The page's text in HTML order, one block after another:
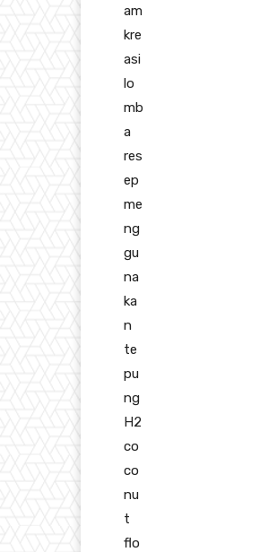
am
kre
asi
lo
mb
a
res
ep
me
ng
gu
na
ka
n
te
pu
ng
H2
co
co
nu
t
flo